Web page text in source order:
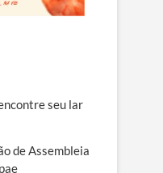
seu lar
de Assembleia